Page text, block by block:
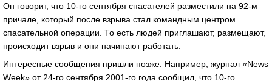
Он говорит, что 10-го сентября спасателей разместили на 92-м
причале, который после взрыва стал командным центром
спасательной операции. То есть людей приглашают, размещают,
происходит взрыв и они начинают работать.
Интересные сообщения пришли позже. Например, журнал «News
Week» от 24-го сентября 2001-го года сообщил, что 10-го